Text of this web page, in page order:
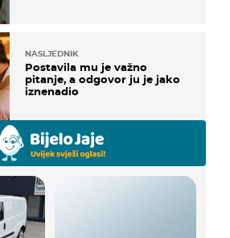
NASLJEDNIK
Postavila mu je važno
pitanje, a odgovor ju je jako
iznenadio